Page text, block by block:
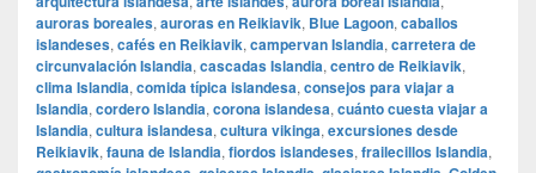
auroras boreales, auroras en Reikiavik, Blue Lagoon, caballos
islandeses, cafés en Reikiavik, campervan Islandia, carretera de
circunvalación Islandia, cascadas Islandia, centro de Reikiavik,
clima Islandia, comida típica islandesa, consejos para viajar a
Islandia, cordero Islandia, corona islandesa, cuánto cuesta viajar a
Islandia, cultura islandesa, cultura vikinga, excursiones desde
Reikiavik, fauna de Islandia, fiordos islandeses, frailecillos Islandia,